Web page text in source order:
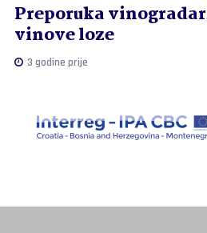
Preporuka
vinove loze
3 godine prije